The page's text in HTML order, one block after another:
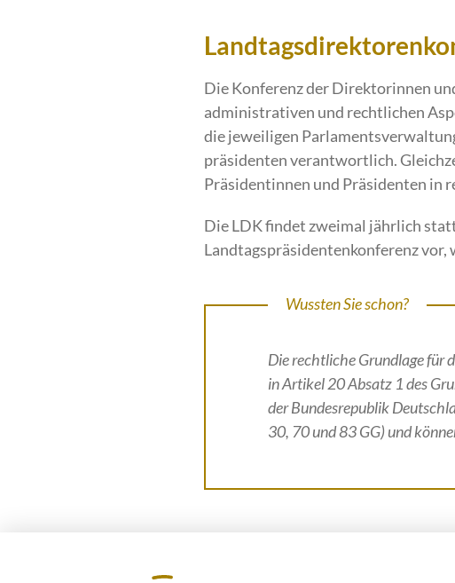
Die Konferenz der Direktorinnen
administrativen und rechtlichen
die jeweiligen
präsidenten verantwortlich.
Präsidentinnen und Präsidenten in
Die LDK findet zweimal jährlich
Landtagspräsidentenkonferenz
Wussten Sie schon?
Die rechtliche Grundlage für
in Artikel 20 Absatz 1 des
der Bundesrepublik
30, 70 und 83 GG) und